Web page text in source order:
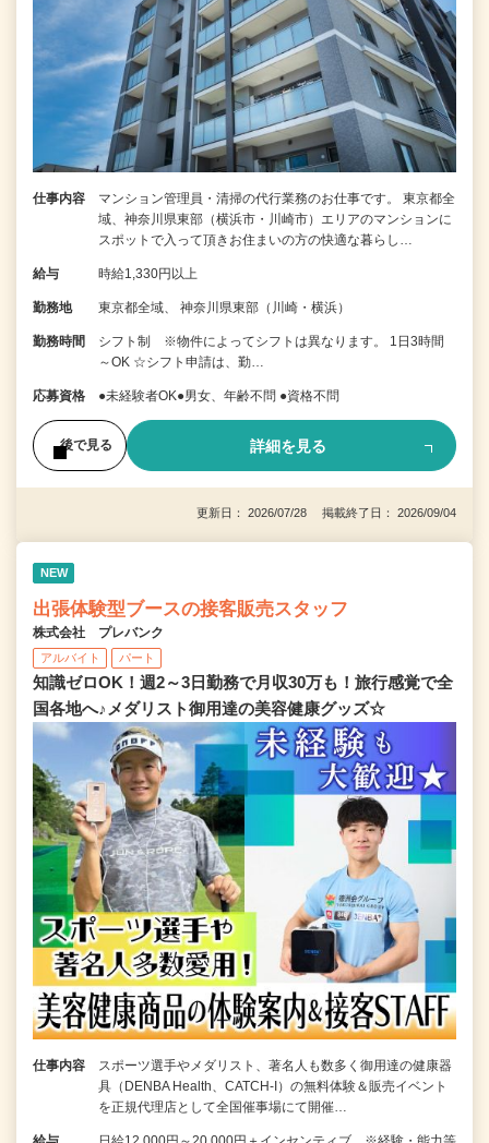
仕事内容
マンション管理員・清掃の代行業務のお仕事です。 東京都全
域、神奈川県東部（横浜市・川崎市）エリアのマンションに
スポットで入って頂きお住まいの方の快適な暮らし…
給与 時給1,330円以上
勤務地 東京都全域、 神奈川県東部（川崎・横浜）
勤務時間
シフト制 ※物件によってシフトは異なります。 1日3時間
～OK ☆シフト申請は、勤…
応募資格 ●未経験者OK●男女、年齢不問 ●資格不問
後で見る 詳細を見る
更新日： 2026/07/28 掲載終了日： 2026/09/04
NEW
出張体験型ブースの接客販売スタッフ
株式会社 プレバンク
アルバイト パート
知識ゼロOK！週2～3日勤務で月収30万も！旅行感覚で全
国各地へ♪メダリスト御用達の美容健康グッズ☆
仕事内容
スポーツ選手やメダリスト、著名人も数多く御用達の健康器
具（DENBA Health、CATCH-I）の無料体験＆販売イベント
を正規代理店として全国催事場にて開催…